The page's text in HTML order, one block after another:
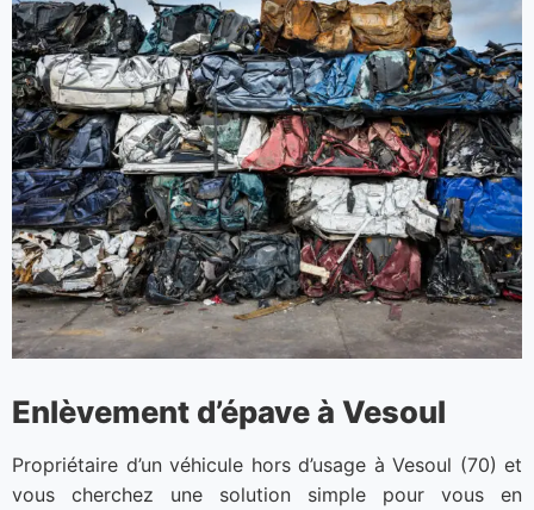
Enlèvement d’épave à Vesoul
Propriétaire d’un véhicule hors d’usage à Vesoul (70) et
vous cherchez une solution simple pour vous en